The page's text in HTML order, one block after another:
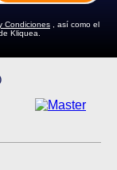
Condiciones , así como el
Kliquea.